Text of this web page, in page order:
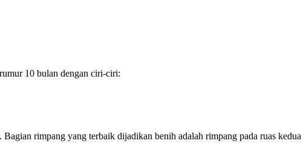
10 bulan dengan ciri-ciri:
rimpang yang terbaik dijadikan benih adalah rimpang pada ruas kedua